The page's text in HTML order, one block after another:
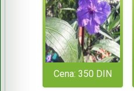
Cena: 350 DIN